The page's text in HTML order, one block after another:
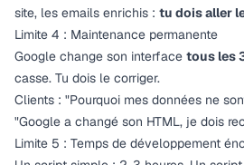
site, les emails enrichis : tu dois aller
Limite 4 : Maintenance permanente
Google change son interface tous les
casse. Tu dois le corriger.
Clients : "Pourquoi mes données ne
"Google a changé son HTML, je dois
Limite 5 : Temps de développement